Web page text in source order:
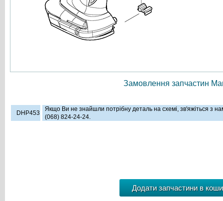
Замовлення запчастин
DHP453
Якщо Ви не знайшли потрібну деталь на схемі, зв'яжіться з
(068) 824-24-24.